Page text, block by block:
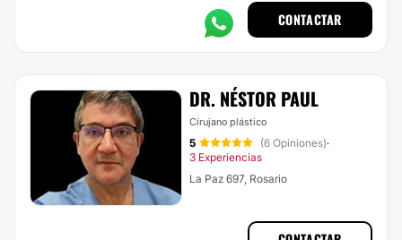
CONTACTAR
DR. NÉSTOR PAUL
Cirujano plástico
5 (6 Opiniones)·
3 Experiencias
La Paz 697, Rosario